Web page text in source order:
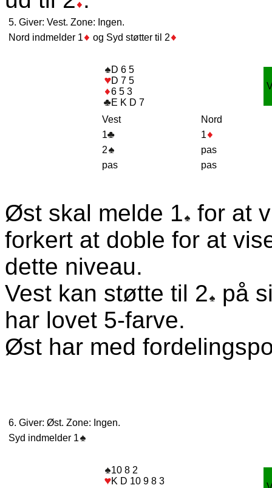
5. Giver: Vest. Zone: Ingen.
Nord indmelder 1
og Syd støtter til 2
D 6 5
D 7 5
6 5 3
E K D 7
Vest
Nord
1
1
2
pas
pas
pas
Øst skal melde 1 for at
forkert at doble for at
dette niveau.
Vest kan støtte til 2
på
har lovet 5-farve.
Øst har med
6. Giver: Øst. Zone: Ingen.
Syd indmelder 1
10 8 2
K D 10 9 8 3